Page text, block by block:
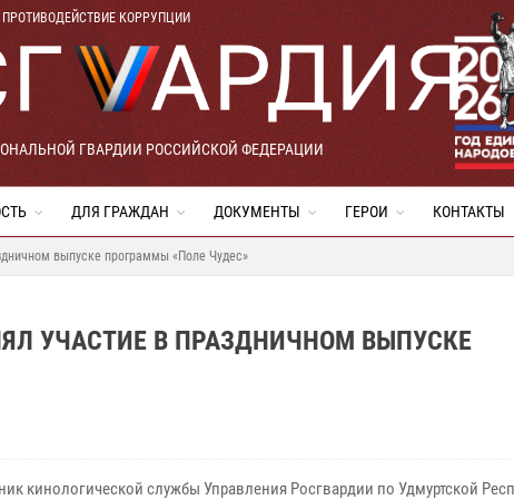
ПРОТИВОДЕЙСТВИЕ КОРРУПЦИИ
ГВАРДИИ РОССИЙСКОЙ ФЕДЕРАЦИИ
ДЛЯ ГРАЖДАН ДОКУМЕНТЫ ГЕРОИ КОНТАКТЫ
выпуске программы «Поле Чудес»
УЧАСТИЕ В ПРАЗДНИЧНОМ ВЫПУСКЕ
кинологической службы Управления Росгвардии по Удмуртской